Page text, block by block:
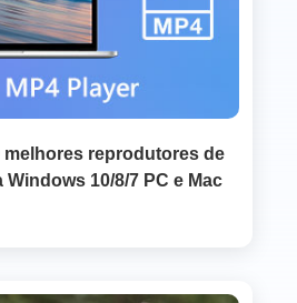
melhores reprodutores de
Windows 10/8/7 PC e Mac